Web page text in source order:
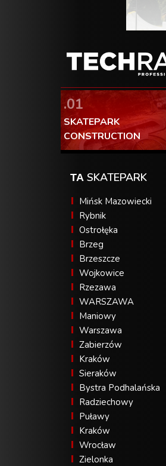
.01
SKATEPARK
CONSTRUCTION
ΤΑ SKATEPARK
Mińsk Mazowiecki
Rybnik
Ostrołęka
Brzeg
Brzeszcze
Wojkowice
Rzezawa
WARSZAWA
Maniowy
Warszawa
Zabierzów
Kraków
Sieraków
Bystra Podhalańska
Radziechowy
Puławy
Kraków
Wrocław
Zielonka